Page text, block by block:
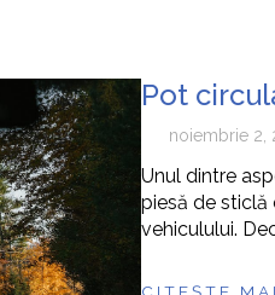
Pot
noiembrie 2,
Unul dintre
piesă de sticlă
vehiculului.